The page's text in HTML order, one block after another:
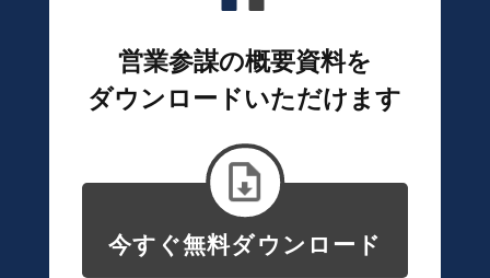
営業参謀の概要資料を
ダウンロードいただけます
今すぐ無料ダウンロード